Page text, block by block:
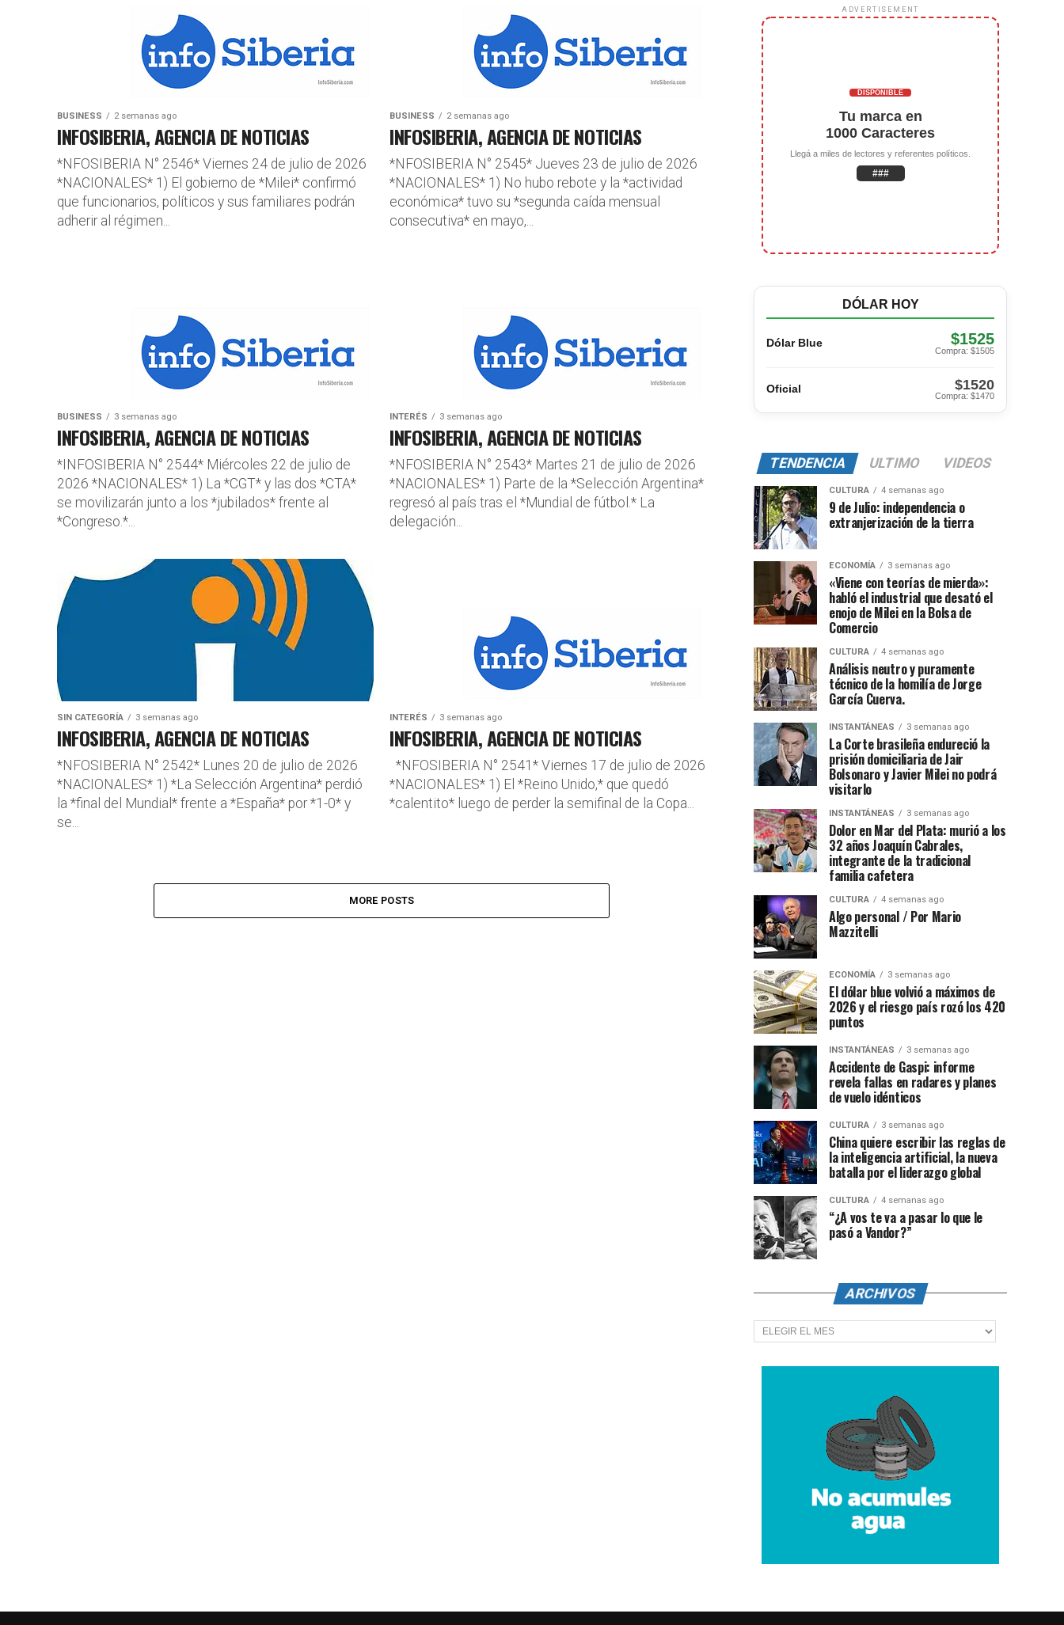
BUSINESS 2 semanas ago
INFOSIBERIA, AGENCIA DE NOTICIAS
*NFOSIBERIA N° 2546* Viernes 24 de julio de 2026
*NACIONALES* 1) El gobierno de *Milei* confirmó
que funcionarios, políticos y sus familiares podrán
adherir al régimen...
BUSINESS 2 semanas ago
INFOSIBERIA, AGENCIA DE NOTICIAS
*NFOSIBERIA N° 2545* Jueves 23 de julio de 2026
*NACIONALES* 1) No hubo rebote y la *actividad
económica* tuvo su *segunda caída mensual
consecutiva* en mayo,...
BUSINESS 3 semanas ago
INFOSIBERIA, AGENCIA DE NOTICIAS
*INFOSIBERIA N° 2544* Miércoles 22 de julio de
2026 *NACIONALES* 1) La *CGT* y las dos *CTA*
se movilizarán junto a los *jubilados* frente al
*Congreso.*...
INTERÉS 3 semanas ago
INFOSIBERIA, AGENCIA DE NOTICIAS
*NFOSIBERIA N° 2543* Martes 21 de julio de 2026
*NACIONALES* 1) Parte de la *Selección Argentina*
regresó al país tras el *Mundial de fútbol.* La
delegación...
SIN CATEGORÍA 3 semanas ago
INFOSIBERIA, AGENCIA DE NOTICIAS
*NFOSIBERIA N° 2542* Lunes 20 de julio de 2026
*NACIONALES* 1) *La Selección Argentina* perdió
la *final del Mundial* frente a *España* por *1-0* y
se...
INTERÉS 3 semanas ago
INFOSIBERIA, AGENCIA DE NOTICIAS
*NFOSIBERIA N° 2541* Viernes 17 de julio de 2026
*NACIONALES* 1) El *Reino Unido,* que quedó
*calentito* luego de perder la semifinal de la Copa...
MORE POSTS
ADVERTISEMENT
DISPONIBLE
Tu marca en
1000 Caracteres
Llegá a miles de lectores y referentes políticos.
###
DÓLAR HOY
Dólar Blue $1525
Compra: $1505
Oficial $1520
Compra: $1470
TENDENCIA ULTIMO VIDEOS
CULTURA 4 semanas ago
9 de Julio: independencia o
extranjerización de la tierra
ECONOMÍA 3 semanas ago
«Viene con teorías de mierda»:
habló el industrial que desató el
enojo de Milei en la Bolsa de
Comercio
CULTURA 4 semanas ago
Análisis neutro y puramente
técnico de la homilía de Jorge
García Cuerva.
INSTANTÁNEAS 3 semanas ago
La Corte brasileña endureció la
prisión domiciliaria de Jair
Bolsonaro y Javier Milei no podrá
visitarlo
INSTANTÁNEAS 3 semanas ago
Dolor en Mar del Plata: murió a los
32 años Joaquín Cabrales,
integrante de la tradicional
familia cafetera
CULTURA 4 semanas ago
Algo personal / Por Mario
Mazzitelli
ECONOMÍA 3 semanas ago
El dólar blue volvió a máximos de
2026 y el riesgo país rozó los 420
puntos
INSTANTÁNEAS 3 semanas ago
Accidente de Gaspi: informe
revela fallas en radares y planes
de vuelo idénticos
CULTURA 3 semanas ago
China quiere escribir las reglas de
la inteligencia artificial, la nueva
batalla por el liderazgo global
CULTURA 4 semanas ago
“¿A vos te va a pasar lo que le
pasó a Vandor?”
ARCHIVOS
Archivos